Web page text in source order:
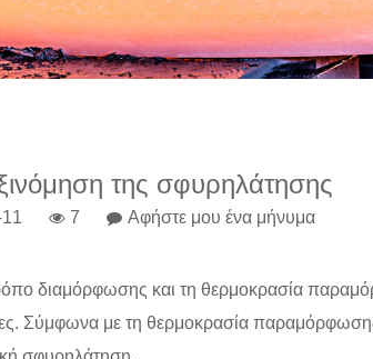
της σφυρηλάτησης
7 Αφήστε μου ένα μήνυμα
διαμόρφωσης και τη θερμοκρασία
Σύμφωνα με τη θερμοκρασία